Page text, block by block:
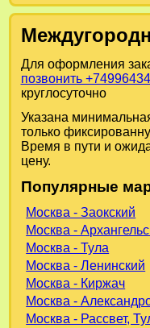
Для оформления
позвонить
круглосуточно
Указана
только
Время в пути и
цену.
Популярные
Москва - Заокский
Москва -
Москва - Тула
Москва - Ленинский
Москва - Киржач
Москва -
Москва - Рассвет,